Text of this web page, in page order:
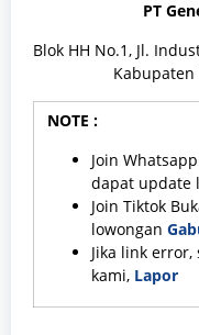
PT
Blok HH No.1, Jl.
Kabupaten
NOTE :
Join
dapat update
Join Tiktok
lowongan
Jika link
kami, Lapor